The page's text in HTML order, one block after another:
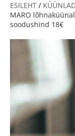
ESILEHT /
MARO lõhnaküünal
soodushind 18€